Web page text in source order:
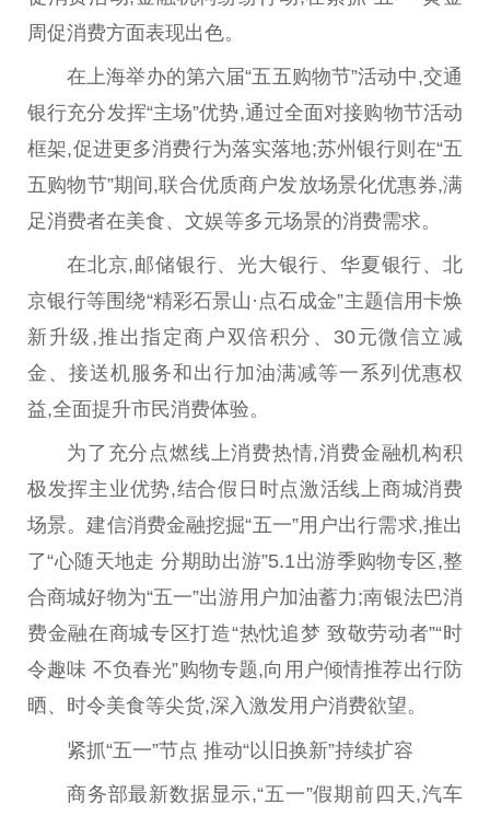
周促消费方面表现出色。
在上海举办的第六届“五五购物节”活动中,交通
银行充分发挥“主场”优势,通过全面对接购物节活动
框架,促进更多消费行为落实落地;苏州银行则在“五
五购物节”期间,联合优质商户发放场景化优惠券,满
足消费者在美食、文娱等多元场景的消费需求。
在北京,邮储银行、光大银行、华夏银行、北
京银行等围绕“精彩石景山·点石成金”主题信用卡焕
新升级,推出指定商户双倍积分、30元微信立减
金、接送机服务和出行加油满减等一系列优惠权
益,全面提升市民消费体验。
为了充分点燃线上消费热情,消费金融机构积
极发挥主业优势,结合假日时点激活线上商城消费
场景。建信消费金融挖掘“五一”用户出行需求,推出
了“心随天地走分期助出游”5.1出游季购物专区,整
合商城好物为“五一”出游用户加油蓄力;南银法巴消
费金融在商城专区打造“热忱追梦 致敬劳动者”“时
令趣味 不负春光”购物专题,向用户倾情推荐出行防
晒、时令美食等尖货,深入激发用户消费欲望。
紧抓“五一”节点 推动“以旧换新”持续扩容
商务部最新数据显示,“五一”假期前四天,汽车